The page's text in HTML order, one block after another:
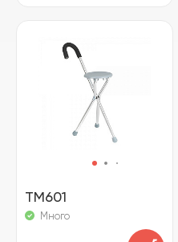
TM601
Много